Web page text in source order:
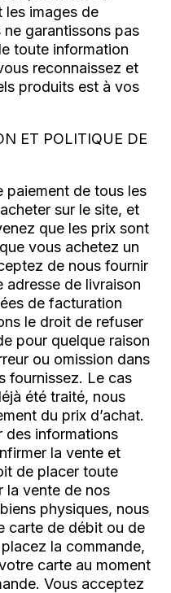
images de
garantissons pas
toute information
reconnaissez et
produits est à vos
ET POLITIQUE DE
paiement de tous les
sur le site, et
que les prix sont
vous achetez un
de nous fournir
adresse de livraison
de facturation
le droit de refuser
pour quelque raison
ou omission dans
fournissez. Le cas
été traité, nous
du prix d’achat.
des informations
la vente et
de placer toute
la vente de nos
physiques, nous
carte de débit ou de
la commande,
carte au moment
Vous acceptez